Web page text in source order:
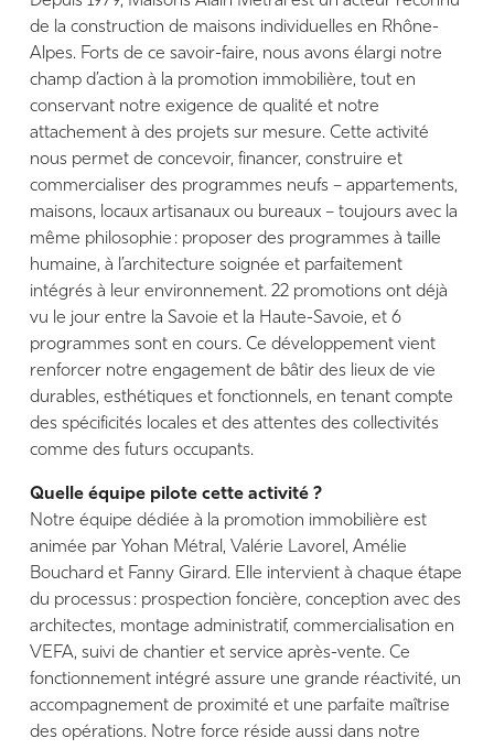
de la construction de maisons individuelles en Rhône-
Alpes. Forts de ce savoir-faire, nous avons élargi notre
champ d’action à la promotion immobilière, tout en
conservant notre exigence de qualité et notre
attachement à des projets sur mesure. Cette activité
nous permet de concevoir, financer, construire et
commercialiser des programmes neufs – appartements,
maisons, locaux artisanaux ou bureaux – toujours avec la
même philosophie : proposer des programmes à taille
humaine, à l’architecture soignée et parfaitement
intégrés à leur environnement. 22 promotions ont déjà
vu le jour entre la Savoie et la Haute-Savoie, et 6
programmes sont en cours. Ce développement vient
renforcer notre engagement de bâtir des lieux de vie
durables, esthétiques et fonctionnels, en tenant compte
des spécificités locales et des attentes des collectivités
comme des futurs occupants.
Quelle équipe pilote cette activité ?
Notre équipe dédiée à la promotion immobilière est
animée par Yohan Métral, Valérie Lavorel, Amélie
Bouchard et Fanny Girard. Elle intervient à chaque étape
du processus : prospection foncière, conception avec des
architectes, montage administratif, commercialisation en
VEFA, suivi de chantier et service après-vente. Ce
fonctionnement intégré assure une grande réactivité, un
accompagnement de proximité et une parfaite maîtrise
des opérations. Notre force réside aussi dans notre